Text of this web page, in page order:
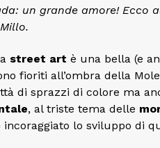
un grande amore!
street art è una bella (e
fioriti all’ombra della
di sprazzi di colore ma
, al triste tema delle
lo sviluppo di